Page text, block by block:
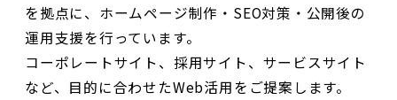
を拠点に、ホームページ制作・SEO対策・公開後の
運用支援を行っています。
コーポレートサイト、採用サイト、サービスサイト
など、目的に合わせたWeb活用をご提案します。